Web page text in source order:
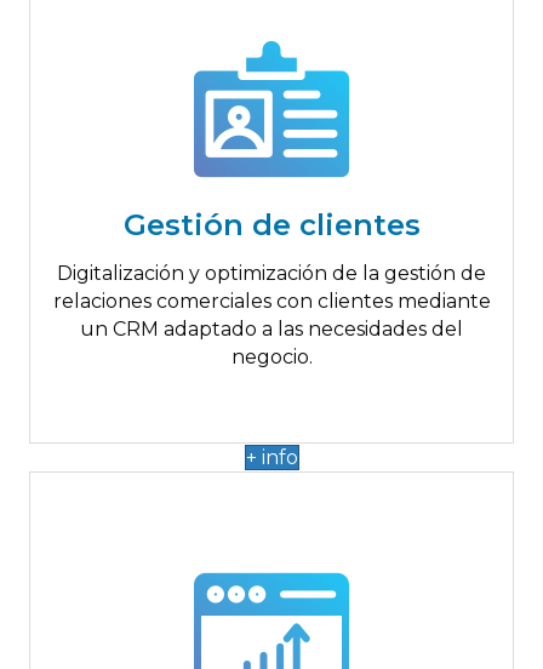
Gestión de clientes
Digitalización y optimización de la gestión de
relaciones comerciales con clientes mediante
un CRM adaptado a las necesidades del
negocio.
Hasta 14.000€
Gestión de Leads
Acciones o tareas comerciales
Planificación y seguimiento comercial
+ info
Hasta 18.000€